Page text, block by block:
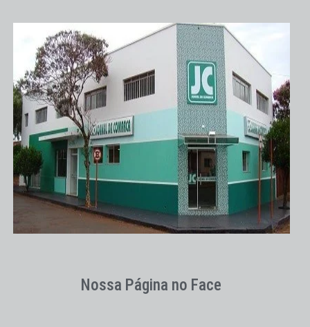
Nossa Página no Face